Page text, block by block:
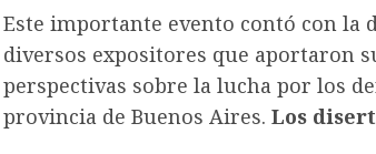
Este importante evento contó con la
diversos expositores que aportaron
perspectivas sobre la lucha por los
provincia de Buenos Aires. Los